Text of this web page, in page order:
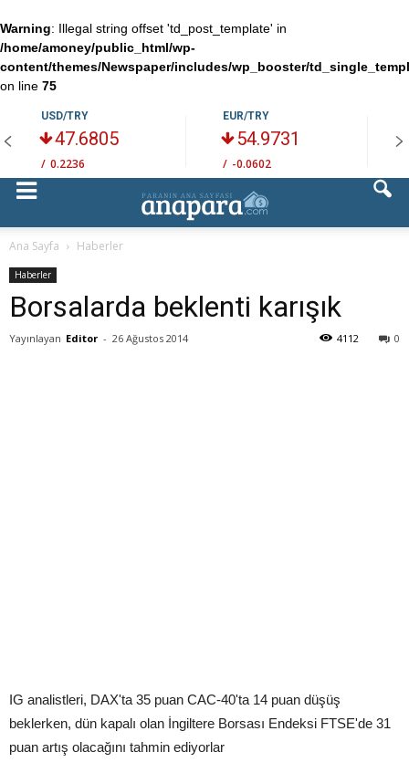
Warning: Illegal string offset 'td_post_template' in
/home/amoney/public_html/wp-
content/themes/Newspaper/includes/wp_booster/
on line 75
USD/TRY
47.6805
/ 0.2236
EUR/TRY
54.9731
/ -0.0602
Ana Sayfa Haberler
Haberler
Borsalarda beklenti karışık
Yayınlayan Editor - 26 Ağustos 2014 0
4112
IG analistleri, DAX'ta 35 puan CAC-40'ta 14 puan düşüş
beklerken, dün kapalı olan İngiltere Borsası Endeksi FTSE'de 31
puan artış olacağını tahmin ediyorlar